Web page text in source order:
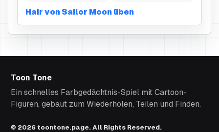
Hair von Sailor Moon üben
Toon Tone
Ein schnelles Farbgedächtnis-Spiel mit Cartoon-
Figuren, gebaut zum Wiederholen, Teilen und Finden.
© 2026 toontone.page. All Rights Reserved.